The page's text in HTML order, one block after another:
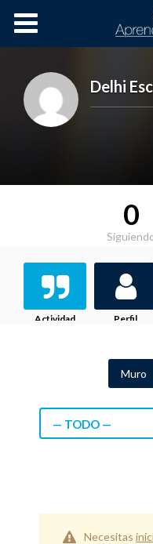
Cursos OnLine
Delhi
0
Actividad Perfil
Muro
— TODO —
Necesitas